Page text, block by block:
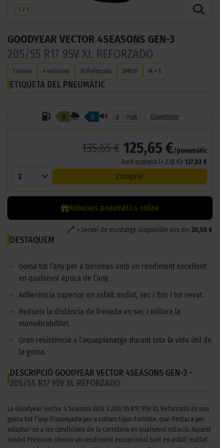
1 / 1
GOODYEAR VECTOR 4SEASONS GEN-3
205/55 R17 95V XL REFORZADO
Turisme 4 estacions Xl-Reforçada 3PMSF M + S
ETIQUETA DEL PNEUMÀTIC
B B B 71dB Etiquetatge
135,65 € 125,65 €/pneumàtic
Amb ecotasa (+ 2,18 €): 127,83 €
2 Comprar
Rebaixes pneumàtics online
+ Servei de muntatge disponible des de: 20,50 €
DESTAQUEM
➜
Goma tot l’any per a turismes amb un rendiment excel·lent
en qualsevol època de l’any.
➜
Adherència superior en asfalt mullat, sec i fins i tot nevat.
➜
Redueix la distància de frenada en sec i millora la
maniobrabilitat.
➜
Gran resistència a l’aquaplanatge durant tota la vida útil de
la goma.
DESCRIPCIÓ GOODYEAR VECTOR 4SEASONS GEN-3 -
205/55 R17 95V XL REFORZADO
La Goodyear Vector 4 Seasons GEN 3 205/55 R17 95V XL Reforzado és una
goma tot l’any dissenyada per a cotxes tipus turisme, que destaca per
adaptar-se a les condicions de la carretera en qualsevol estació. Aquest
model Premium ofereix un rendiment excepcional tant en asfalt mullat